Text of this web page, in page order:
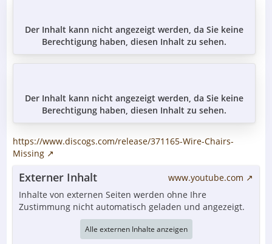
Der Inhalt kann nicht angezeigt werden, da Sie keine
Berechtigung haben, diesen Inhalt zu sehen.
Der Inhalt kann nicht angezeigt werden, da Sie keine
Berechtigung haben, diesen Inhalt zu sehen.
https://www.discogs.com/release/371165-Wire-Chairs-
Missing
Externer Inhalt
www.youtube.com
Inhalte von externen Seiten werden ohne Ihre
Zustimmung nicht automatisch geladen und angezeigt.
Alle externen Inhalte anzeigen